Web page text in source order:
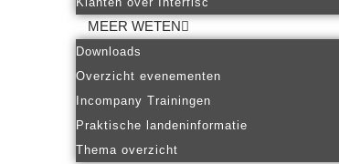
MEER WETEN
Downloads
Overzicht evenementen
Incompany Trainingen
Praktische landeninformatie
Thema overzicht